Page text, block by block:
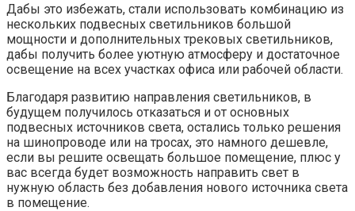
Дабы это избежать, стали использовать комбинацию из
нескольких подвесных светильников большой
мощности и дополнительных трековых светильников,
дабы получить более уютную атмосферу и достаточное
освещение на всех участках офиса или рабочей области.
Благодаря развитию направления светильников, в
будущем получилось отказаться и от основных
подвесных источников света, остались только решения
на шинопроводе или на тросах, это намного дешевле,
если вы решите освещать большое помещение, плюс у
вас всегда будет возможность направить свет в
нужную область без добавления нового источника света
в помещение.